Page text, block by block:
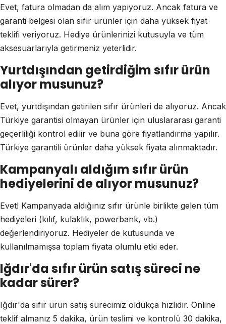
Evet, fatura olmadan da alım yapıyoruz. Ancak fatura ve
garanti belgesi olan sıfır ürünler için daha yüksek fiyat
teklifi veriyoruz. Hediye ürünlerinizi kutusuyla ve tüm
aksesuarlarıyla getirmeniz yeterlidir.
Yurtdışından getirdiğim sıfır ürün
alıyor musunuz?
Evet, yurtdışından getirilen sıfır ürünleri de alıyoruz. Ancak
Türkiye garantisi olmayan ürünler için uluslararası garanti
geçerliliği kontrol edilir ve buna göre fiyatlandırma yapılır.
Türkiye garantili ürünler daha yüksek fiyata alınmaktadır.
Kampanyalı aldığım sıfır ürün
hediyelerini de alıyor musunuz?
Evet! Kampanyada aldığınız sıfır ürünle birlikte gelen tüm
hediyeleri (kılıf, kulaklık, powerbank, vb.)
değerlendiriyoruz. Hediyeler de kutusunda ve
kullanılmamışsa toplam fiyata olumlu etki eder.
Iğdır'da sıfır ürün satış süreci ne
kadar sürer?
Iğdır'da sıfır ürün satış sürecimiz oldukça hızlıdır. Online
teklif almanız 5 dakika, ürün teslimi ve kontrolü 30 dakika,